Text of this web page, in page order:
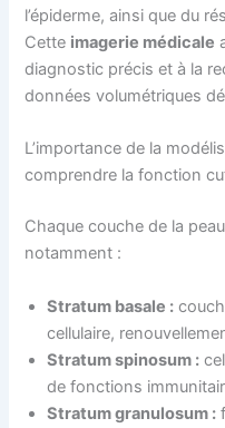
l’épiderme, ainsi que du
Cette imagerie médicale
diagnostic précis et à la
données volumétriques
L’importance de la
comprendre la fonction
Chaque couche de la
notamment :
Stratum basale :
cellulaire,
Stratum spinosum :
de fonctions
Stratum granulosum :